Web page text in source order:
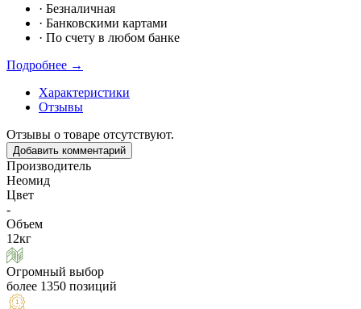
· Безналичная
· Банковскими картами
· По счету в любом банке
Подробнее →
Характеристики
Отзывы
Отзывы о товаре отсутствуют.
Добавить комментарий
Производитель
Неомид
Цвет
-
Объем
12кг
Огромный выбор
более 1350 позиций